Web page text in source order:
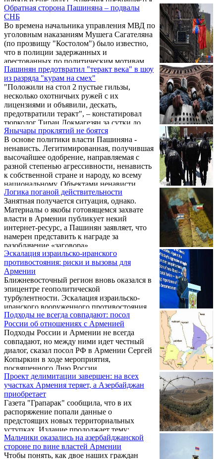
в яблоко раздора и арену столкновений.
Обратная сторона Пашиняна – подвалы
СНБ
Во времена начальника управления МВД по
уголовным наказаниям Мушега Сагателяна
(по прозвищу "Костолом") было известно,
что в полиции задержанных и
арестованных по политическим мотивам
избивают, а в СНБ не бьют. Традиции, как
ни странно, сохраняются, если не считать,
что в СК при Аргишти Кярамяне на
допросах "политических" арестованных
подвергали пыткам и истязаниям, о чем
указано в докладе Хельсинской
инициативы за 1 полугодие 2024 г.
Пашинян предотвратил "теракт века" в шоу
из разряда "курам на смех"
"Положили на стол 2 пустые гильзы,
несколько охотничьих ружей с их
лицензиями и объявили, дескать,
предотвратили теракт", – констатировал
тюрколог Тиран Локмагезян за сутки до
ареста депутата от фракции "Айастан"
Артура Саркисяна. Ему предъявили
обвинение в пособничестве терроризму на
основании найденной при обыске карты
Еревана. 10 июля к уже имеющимся
вещественным "доказательствам"
добавились майка с надписью "Смерть или
свобода", игрушечная граната и детали
командной игры, участники которой
стреляют ...
Янычары проклятий не боятся
В основе политики власти Пашиняна -
ненависть. Легитимированная, получившая
высочайшее одобрение, направляемая с
разной степенью агрессивности, ненависть
к собственной стране и народу, ко всему
национальному. Объектами ненависти
являются Армянская Апостольская Церковь,
наши национальные ценности и традиции,
история, язык и культура, Арцах и арцахцы,
армия, истинные патриоты своей Родины,
имеющие честь и достоинство граждане,
политические оппоненты режима...
Логика поганой действительности
Занятная получается ситуация, однако.
Материалы о якобы готовящемся захвате
власти в Армении публикует некий
интернет-ресурс, а Пашинян заявляет, что
намерен представить к награде за
разоблачение «заговора»
правоохранительные органы - с
формулировкой «за блестяще проведенную
работу».
Эскалация израильско-иранского
противостояния: риски и вызовы для
Армении
Ближневосточный регион вновь оказался в
эпицентре геополитической
турбулентности. Эскалация израильско-
иранского вооруженного противостояния,
ознаменовавшаяся обменом ударами и
взаимными обвинениями, чревата
серьезными последствиями для всей
региональной безопасности. В этой
сложной обстановке особое положение
занимает Армения, сталкивающаяся с
новыми вызовами и рисками.
Подходы не всегда совпадают: посол
России об отношениях с Арменией
Подходы России и Армении не всегда
совпадают, но между ними идет честный
диалог, сказал посол РФ в Армении Сергей
Копыркин в ходе мероприятия,
посвященного Дню России.
Проект делимитации завершен: на всех
участках Армения теряет, а Азербайджан
приобретает
Газета "Грапарак" сообщила, что в их
распоряжение попали данные о
предстоящих новых территориальных
уступках. Издание продолжает тему:
Мальчики оказались на азербайджанской
стороне по вине властей Армении
Чтобы понять, как двое наших граждан